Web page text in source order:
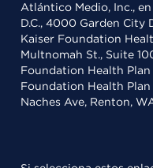
Atlántico Medio, Inc.,
D.C., 4000 Garden City
Kaiser Foundation
Multnomah St., Suite
Foundation Health
Foundation Health
Naches Ave, Renton,